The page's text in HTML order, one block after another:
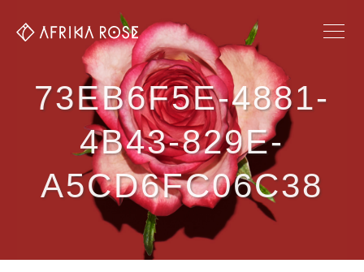
73EB6F5E-4881-
4B43-829E-
A5CD6FC06C38